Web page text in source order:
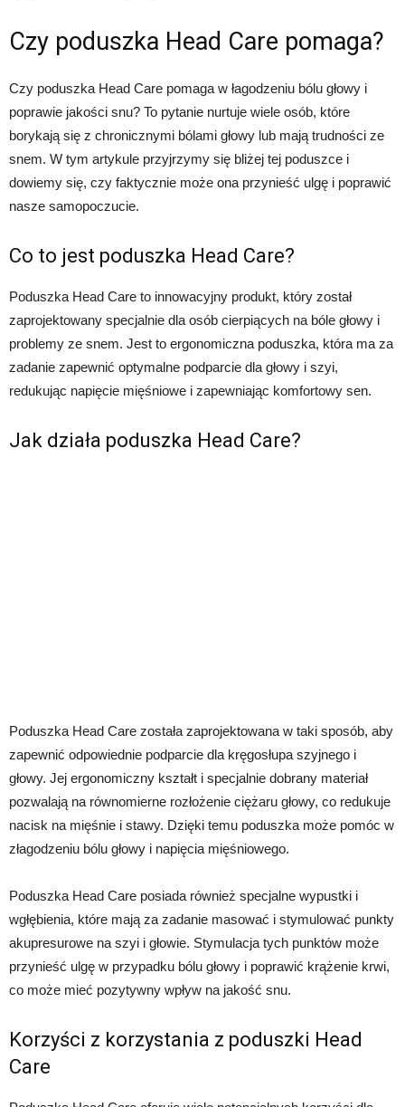
Czy poduszka Head Care pomaga?
Czy poduszka Head Care pomaga w łagodzeniu bólu głowy i
poprawie jakości snu? To pytanie nurtuje wiele osób, które
borykają się z chronicznymi bólami głowy lub mają trudności ze
snem. W tym artykule przyjrzymy się bliżej tej poduszce i
dowiemy się, czy faktycznie może ona przynieść ulgę i poprawić
nasze samopoczucie.
Co to jest poduszka Head Care?
Poduszka Head Care to innowacyjny produkt, który został
zaprojektowany specjalnie dla osób cierpiących na bóle głowy i
problemy ze snem. Jest to ergonomiczna poduszka, która ma za
zadanie zapewnić optymalne podparcie dla głowy i szyi,
redukując napięcie mięśniowe i zapewniając komfortowy sen.
Jak działa poduszka Head Care?
Poduszka Head Care została zaprojektowana w taki sposób, aby
zapewnić odpowiednie podparcie dla kręgosłupa szyjnego i
głowy. Jej ergonomiczny kształt i specjalnie dobrany materiał
pozwalają na równomierne rozłożenie ciężaru głowy, co redukuje
nacisk na mięśnie i stawy. Dzięki temu poduszka może pomóc w
złagodzeniu bólu głowy i napięcia mięśniowego.
Poduszka Head Care posiada również specjalne wypustki i
wgłębienia, które mają za zadanie masować i stymulować punkty
akupresurowe na szyi i głowie. Stymulacja tych punktów może
przynieść ulgę w przypadku bólu głowy i poprawić krążenie krwi,
co może mieć pozytywny wpływ na jakość snu.
Korzyści z korzystania z poduszki Head
Care